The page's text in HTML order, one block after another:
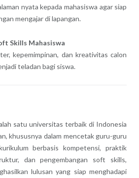
nyata kepada mahasiswa agar siap
mengajar di lapangan.
Skills Mahasiswa
kepemimpinan, dan kreativitas calon
teladan bagi siswa.
satu universitas terbaik di Indonesia
khususnya dalam mencetak guru-guru
berbasis kompetensi, praktik
dan pengembangan soft skills,
lulusan yang siap menghadapi